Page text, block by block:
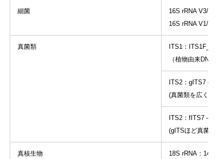
細菌
16S rRNA V3/V4
16S rRNA V1/
真菌類
ITS1：
（植物由来DNA
ITS2：gITS7 –
(真菌類を広くカ
ITS2：fITS7 –
(gITSほど真菌
真核生物 18S rRNA：